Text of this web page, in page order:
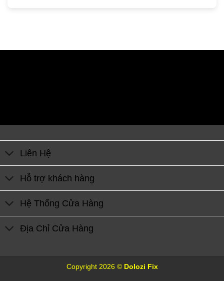
Liên Hệ
Hỗ trợ khách hàng
Hệ Thống Cửa Hàng
Địa Chỉ Cửa Hàng
Copyright 2026 © Dolozi Fix